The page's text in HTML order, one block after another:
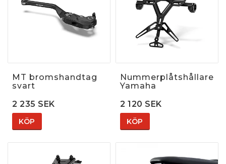
MT bromshandtag
svart
2 235 SEK
KÖP
Nummerplåtshållare
Yamaha
2 120 SEK
KÖP